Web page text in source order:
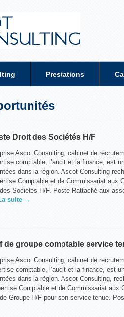
Prestations
Droit des Sociétés H/F
Ascot Consulting, cabinet de
comptable, l’audit et la finance, est
dans la région. Ascot Consulting
Comptable et de Commissariat aux
Sociétés H/F. Poste Rattaché aux
suite →
de groupe comptable service
Ascot Consulting, cabinet de
comptable, l’audit et la finance, est
dans la région. Ascot Consulting,
Comptable et de Commissariat aux
Groupe H/F pour son service tenue.